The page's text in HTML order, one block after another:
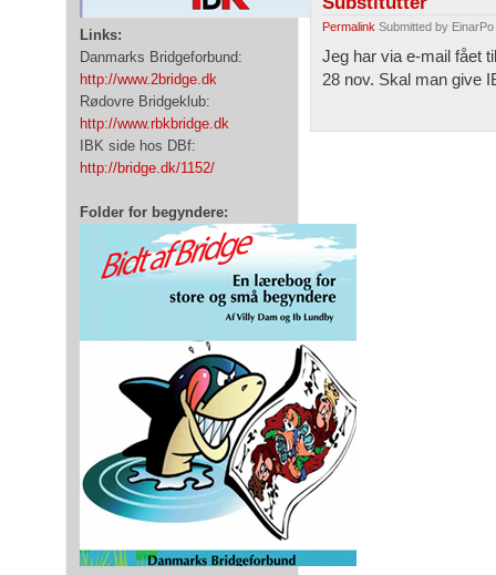
Links:
Danmarks Bridgeforbund:
http://www.2bridge.dk
Rødovre Bridgeklub:
http://www.rbkbridge.dk
IBK side hos DBf:
http://bridge.dk/1152/
Folder for begyndere:
Permalink Submitted by EinarPo
Jeg har via e-mail fået
28 nov. Skal man give